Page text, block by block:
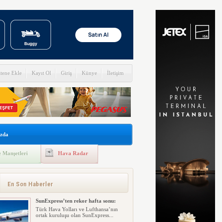
Ekle Kayıt Ol Giriş Künye İletişim
Manşetleri Hava Radar
En Son Haberler
SunExpress’ten rekor hafta sonu:
Türk Hava Yolları ve Lufthansa’nın
ortak kuruluşu olan SunExpress...